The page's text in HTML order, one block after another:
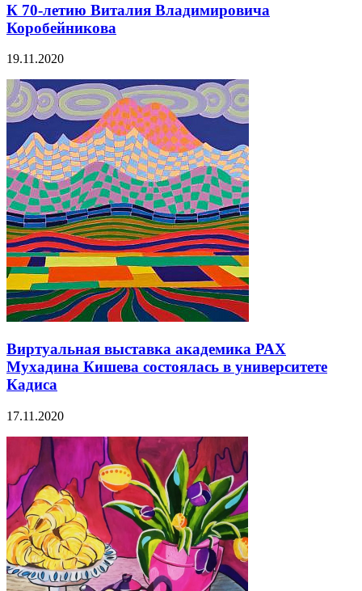
К 70-летию Виталия Владимировича
Коробейникова
19.11.2020
Виртуальная выставка академика РАХ
Мухадина Кишева состоялась в университете
Кадиса
17.11.2020